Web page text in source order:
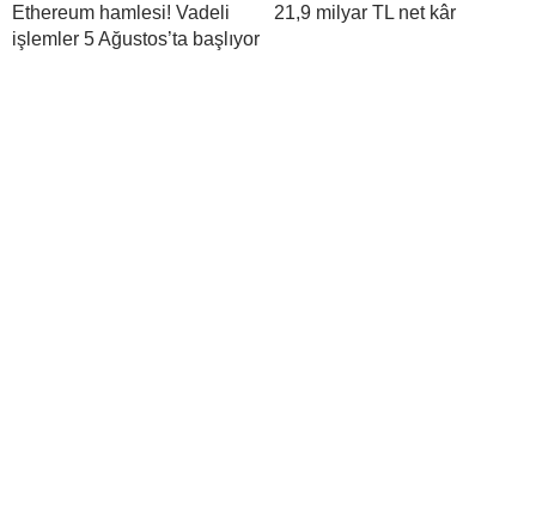
Ethereum hamlesi! Vadeli
işlemler 5 Ağustos’ta başlıyor
21,9 milyar TL net kâr